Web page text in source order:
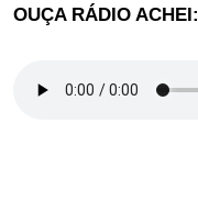
OUÇA RÁDIO ACHEI: